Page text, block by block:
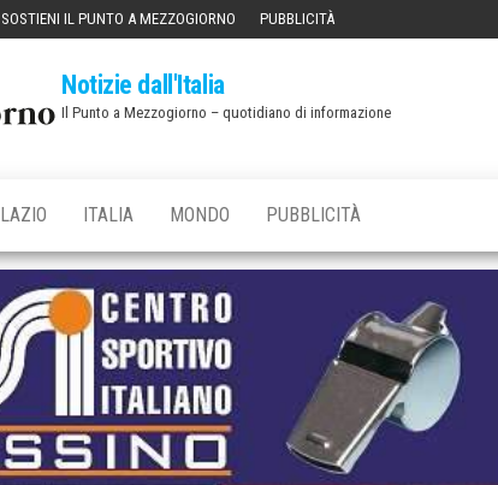
SOSTIENI IL PUNTO A MEZZOGIORNO PUBBLICITÀ
Notizie dall'Italia
Il Punto a Mezzogiorno – quotidiano di informazione
LAZIO ITALIA MONDO PUBBLICITÀ